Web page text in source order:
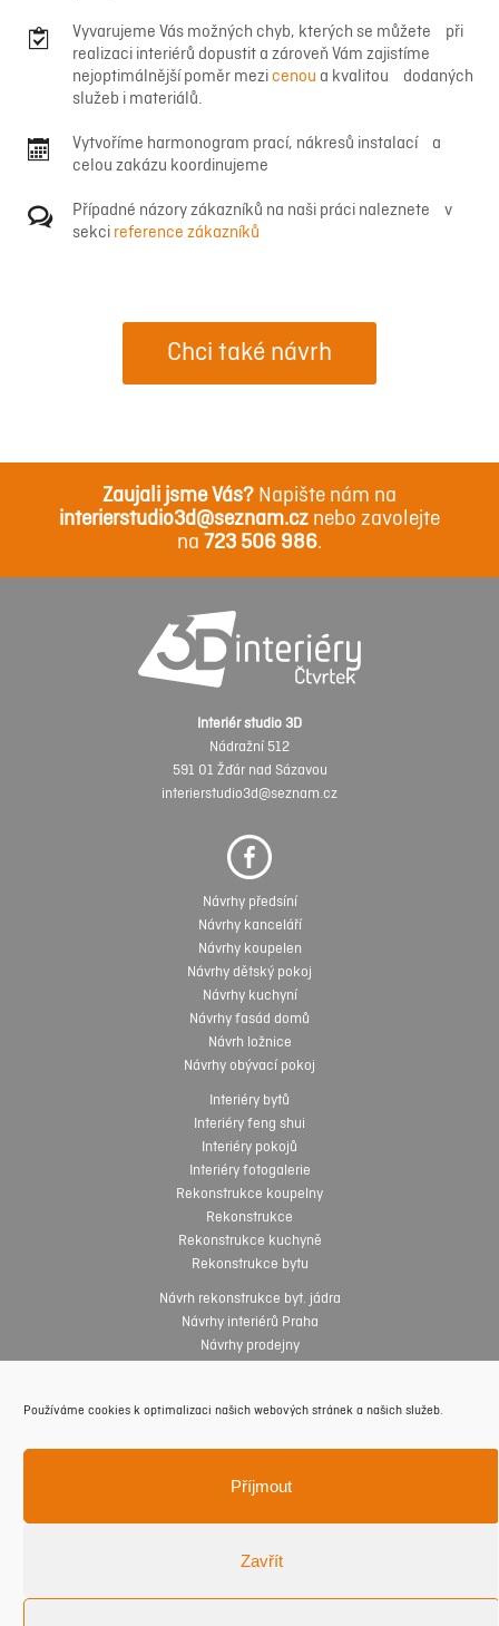
Používáme cookies k optimalizaci našich webových stránek a našich služeb.
Příjmout
Zavřít
Vyvarujeme Vás možných chyb, kterých se můžete při
realizaci interiérů dopustit a zároveň Vám zajistíme
nejoptimálnější poměr mezicenou a kvalitou dodaných
služeb i materiálů.
Vytvoříme harmonogram prací, nákresů instalací a
celou zakázu koordinujeme
Případné názory zákazníků na naši práci naleznete v
sekci reference zákazníků
Chci také návrh
Zaujali jsme Vás? Napište nám na
interierstudio3d@seznam.cz nebo zavolejte
na 723 506 986.
Interiér studio 3D
Nádražní 512
591 01 Žďár nad Sázavou
interierstudio3d@seznam.cz
Návrhy předsíní
Návrhy kanceláří
Návrhy koupelen
Návrhy dětský pokoj
Návrhy kuchyní
Návrhy fasád domů
Návrh ložnice
Návrhy obývací pokoj
Interiéry bytů
Interiéry feng shui
Interiéry pokojů
Interiéry fotogalerie
Rekonstrukce koupelny
Rekonstrukce
Rekonstrukce kuchyně
Rekonstrukce bytu
Návrh rekonstrukce byt. jádra
Návrhy interiérů Praha
Návrhy prodejny
Interiéry fotogalerie
Design
Novinky
Realizace